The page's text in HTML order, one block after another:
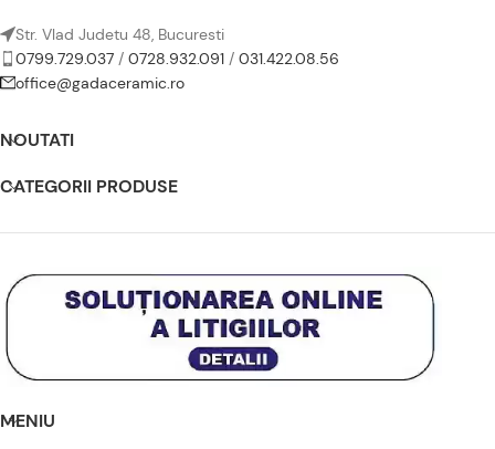
Str. Vlad Judetu 48, Bucuresti
0799.729.037 / 0728.932.091 / 031.422.08.56
office@gadaceramic.ro
NOUTATI
CATEGORII PRODUSE
MENIU